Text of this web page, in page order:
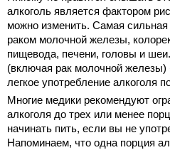
алкоголь является фактором
можно изменить. Самая сильная
раком молочной железы,
пищевода, печени, головы и
(включая рак молочной
легкое употребление алкоголя
Многие медики рекомендуют
алкоголя до трех или менее
начинать пить, если вы не
Напоминаем, что одна порция